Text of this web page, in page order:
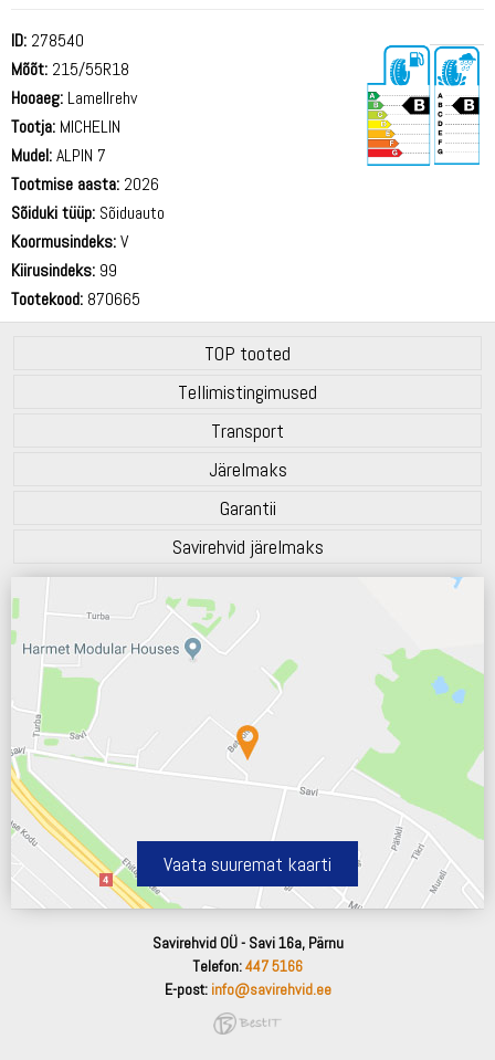
ID: 278540
Mõõt: 215/55R18
Hooaeg: Lamellrehv
Tootja: MICHELIN
Mudel:ALPIN 7
Tootmise aasta: 2026
Sõiduki tüüp: Sõiduauto
Koormusindeks:V
Kiirusindeks: 99
Tootekood: 870665
TOP tooted
Tellimistingimused
Transport
Järelmaks
Garantii
Savirehvid järelmaks
Vaata suuremat kaarti
Savirehvid OÜ - Savi 16a, Pärnu
Telefon:447 5166
E-post: info@savirehvid.ee